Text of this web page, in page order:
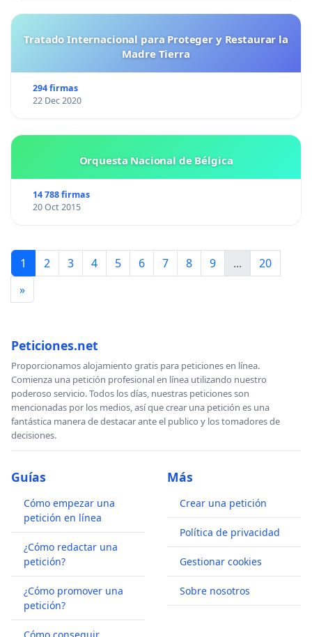
Tratado Internacional para Proteger y Restaurar la
Madre Tierra
294 firmas
22 Dec 2020
Orquesta Nacional de Bélgica
14 788 firmas
20 Oct 2015
1 2 3 4 5 6 7 8 9 ...
20
»
Peticiones.net
Proporcionamos alojamiento gratis para peticiones en línea.
Comienza una petición profesional en línea utilizando nuestro
poderoso servicio. Todos los días, nuestras peticiones son
mencionadas por los medios, así que crear una petición es una
fantástica manera de destacar ante el publico y los tomadores de
decisiones.
Guías
Cómo empezar una
petición en línea
¿Cómo redactar una
petición?
¿Cómo promover una
petición?
Más
Crear una petición
Política de privacidad
Gestionar cookies
Sobre nosotros